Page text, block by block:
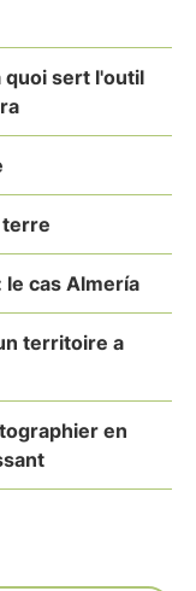
quoi sert l'outil
terre
le cas Almería
territoire a
en